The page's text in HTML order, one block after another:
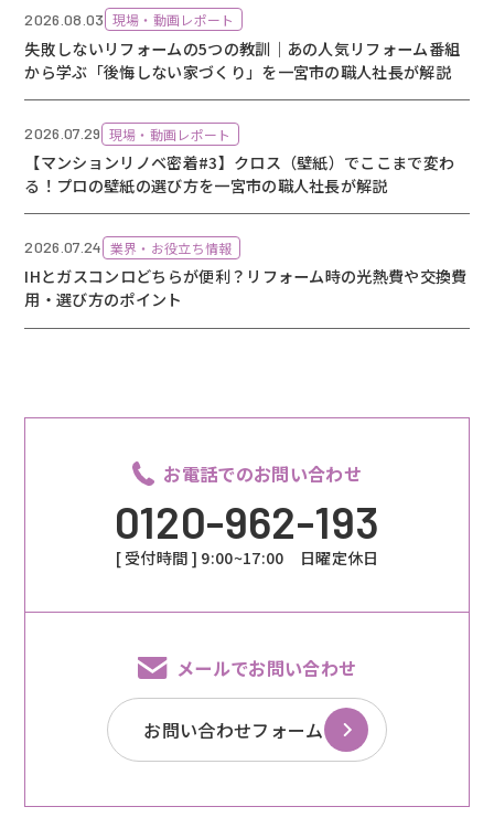
2026.08.03 現場・動画レポート
失敗しないリフォームの5つの教訓｜あの人気リフォーム番組
から学ぶ「後悔しない家づくり」を一宮市の職人社長が解説
2026.07.29 現場・動画レポート
【マンションリノベ密着#3】クロス（壁紙）でここまで変わ
る！プロの壁紙の選び方を一宮市の職人社長が解説
2026.07.24 業界・お役立ち情報
IHとガスコンロどちらが便利？リフォーム時の光熱費や交換費
用・選び方のポイント
お電話でのお問い合わせ
0120-962-193
[ 受付時間 ] 9:00~17:00 日曜定休日
メールでお問い合わせ
お問い合わせフォーム